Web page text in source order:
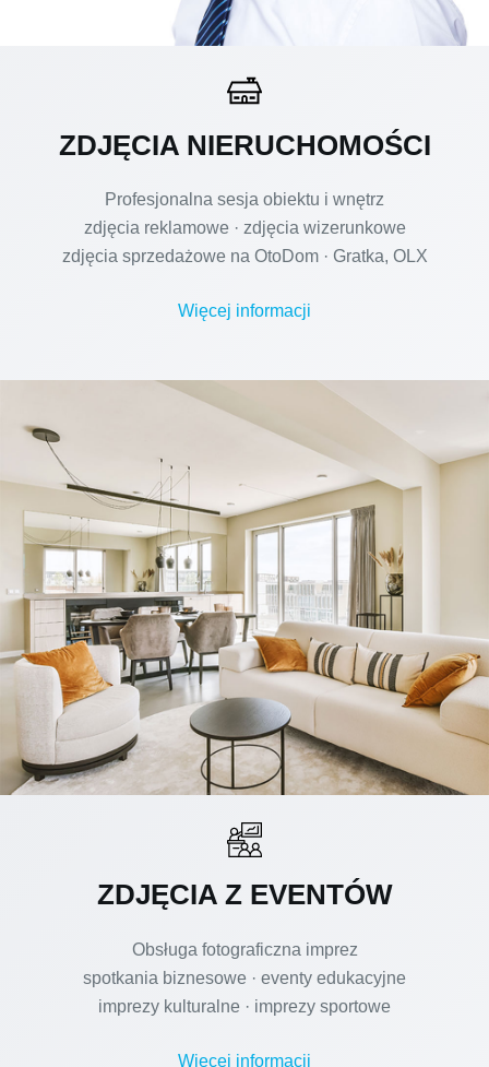
ZDJĘCIA NIERUCHOMOŚCI
Profesjonalna sesja obiektu i wnętrz
zdjęcia reklamowe · zdjęcia wizerunkowe
zdjęcia sprzedażowe na OtoDom · Gratka, OLX
Więcej informacji
ZDJĘCIA Z EVENTÓW
Obsługa fotograficzna imprez
spotkania biznesowe · eventy edukacyjne
imprezy kulturalne · imprezy sportowe
Więcej informacji